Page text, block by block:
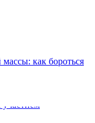
как бороться